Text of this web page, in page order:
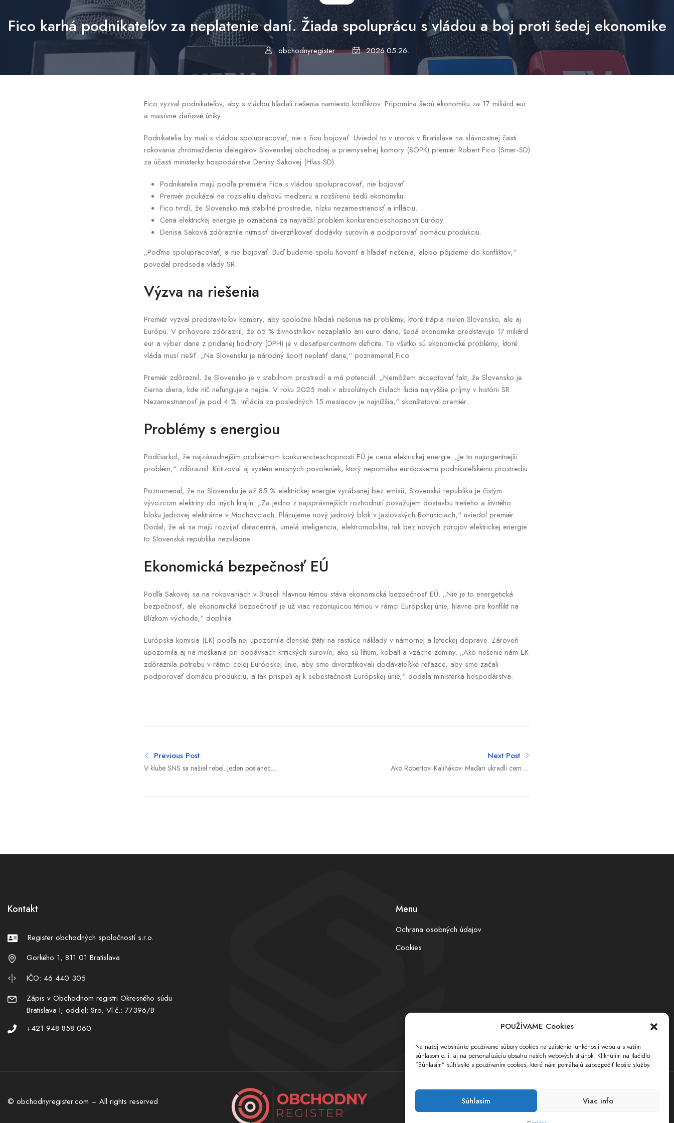
POUŽÍVAME Cookies
Na našej webstránke používame súbory cookies na zaistenie funkčnosti webu a s vaším
súhlasom o. i. aj na personalizáciu obsahu našich webových stránok. Kliknutím na tlačidlo
"Súhlasím" súhlasíte s používaním cookies, ktoré nám pomáhajú zabezpečiť lepšie služby.
Súhlasím Viac info
Fico karhá podnikateľov za neplatenie daní. Žiada spoluprácu s vládou a boj proti šedej ekonomike
obchodnyregister 2026.05.26.
Fico vyzval podnikateľov, aby s vládou hľadali riešenia namiesto konfliktov. Pripomína šedú ekonomiku za 17 miliárd eur
a masívne daňové úniky.
Podnikatelia by mali s vládou spolupracovať, nie s ňou bojovať. Uviedol to v utorok v Bratislave na slávnostnej časti
rokovania zhromaždenia delegátov Slovenskej obchodnej a priemyselnej komory (SOPK) premiér Robert Fico (Smer-SD)
za účasti ministerky hospodárstva Denisy Sakovej (Hlas-SD).
Podnikatelia majú podľa premiéra Fica s vládou spolupracovať, nie bojovať.
Premiér poukázal na rozsiahlu daňovú medzeru a rozšírenú šedú ekonomiku.
Fico tvrdí, že Slovensko má stabilné prostredie, nízku nezamestnanosť a infláciu.
Cena elektrickej energie je označená za najväčší problém konkurencieschopnosti Európy.
Denisa Saková zdôraznila nutnosť diverzifikovať dodávky surovín a podporovať domácu produkciu.
„Poďme spolupracovať, a nie bojovať. Buď budeme spolu hovoriť a hľadať riešenia, alebo pôjdeme do konfliktov,“
povedal predseda vlády SR.
Výzva na riešenia
Premiér vyzval predstaviteľov komory, aby spoločne hľadali riešenia na problémy, ktoré trápia nielen Slovensko, ale aj
Európu. V príhovore zdôraznil, že 65 % živnostníkov nezaplatilo ani euro dane, šedá ekonomika predstavuje 17 miliárd
eur a výber dane z pridanej hodnoty (DPH) je v desaťpercentnom deficite. To všetko sú ekonomické problémy, ktoré
vláda musí riešiť. „Na Slovensku je národný šport neplatiť dane,“ poznamenal Fico.
Premiér zdôraznil, že Slovensko je v stabilnom prostredí a má potenciál. „Nemôžem akceptovať fakt, že Slovensko je
čierna diera, kde nič nefunguje a nejde. V roku 2025 mali v absolútnych číslach ľudia najvyššie príjmy v histórii SR.
Nezamestnanosť je pod 4 %. Inflácia za posledných 15 mesiacov je najnižšia,“ skonštatoval premiér.
Problémy s energiou
Podčiarkol, že najzásadnejším problémom konkurencieschopnosti EÚ je cena elektrickej energie. „Je to najurgentnejší
problém,“ zdôraznil. Kritizoval aj systém emisných povoleniek, ktorý nepomáha európskemu podnikateľskému prostrediu.
Poznamenal, že na Slovensku je až 85 % elektrickej energie vyrábanej bez emisií, Slovenská republika je čistým
vývozcom elektriny do iných krajín. „Za jedno z najsprávnejších rozhodnutí považujem dostavbu tretieho a štvrtého
bloku Jadrovej elektrárne v Mochovciach. Plánujeme nový jadrový blok v Jaslovských Bohuniciach,“ uviedol premiér.
Dodal, že ak sa majú rozvíjať datacentrá, umelá inteligencia, elektromobilita, tak bez nových zdrojov elektrickej energie
to Slovenská republika nezvládne.
Ekonomická bezpečnosť EÚ
Podľa Sakovej sa na rokovaniach v Bruseli hlavnou témou stáva ekonomická bezpečnosť EÚ. „Nie je to energetická
bezpečnosť, ale ekonomická bezpečnosť je už viac rezonujúcou témou v rámci Európskej únie, hlavne pre konflikt na
Blízkom východe,“ doplnila.
Európska komisia (EK) podľa nej upozornila členské štáty na rastúce náklady v námornej a leteckej doprave. Zároveň
upozornila aj na meškania pri dodávkach kritických surovín, ako sú lítium, kobalt a vzácne zeminy. „Ako riešenie nám EK
zdôraznila potrebu v rámci celej Európskej únie, aby sme diverzifikovali dodávateľské reťazce, aby sme začali
podporovať domácu produkciu, a tak prispeli aj k sebestačnosti Európskej únie,“ dodala ministerka hospodárstva.
Previous Post
V klube SNS sa našiel rebel. Jeden poslanec
Next Post
Ako Robertovi Kaliňákovi Maďari ukradli cement
Kontakt
Register obchodných spoločností s.r.o.
Gorkého 1, 811 01 Bratislava
IČO: 46 440 305
Zápis v Obchodnom registri Okresného súdu
Bratislava I, oddiel: Sro, Vl.č.: 77396/B
+421 948 858 060
Menu
Ochrana osobných údajov
Cookies
© obchodnyregister.com – All rights reserved